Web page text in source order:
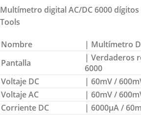
Multímetro digital AC/DC 6000 dígitos
Tools
Nombre
| Multímetro
Pantalla
| Verdaderos
6000
Voltaje DC
| 60mV /
Voltaje AC
| 60mV /
Corriente DC
| 6000µA /